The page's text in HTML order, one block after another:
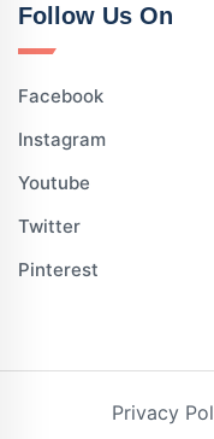
Follow Us On
Facebook
Instagram
Youtube
Twitter
Pinterest
Privacy